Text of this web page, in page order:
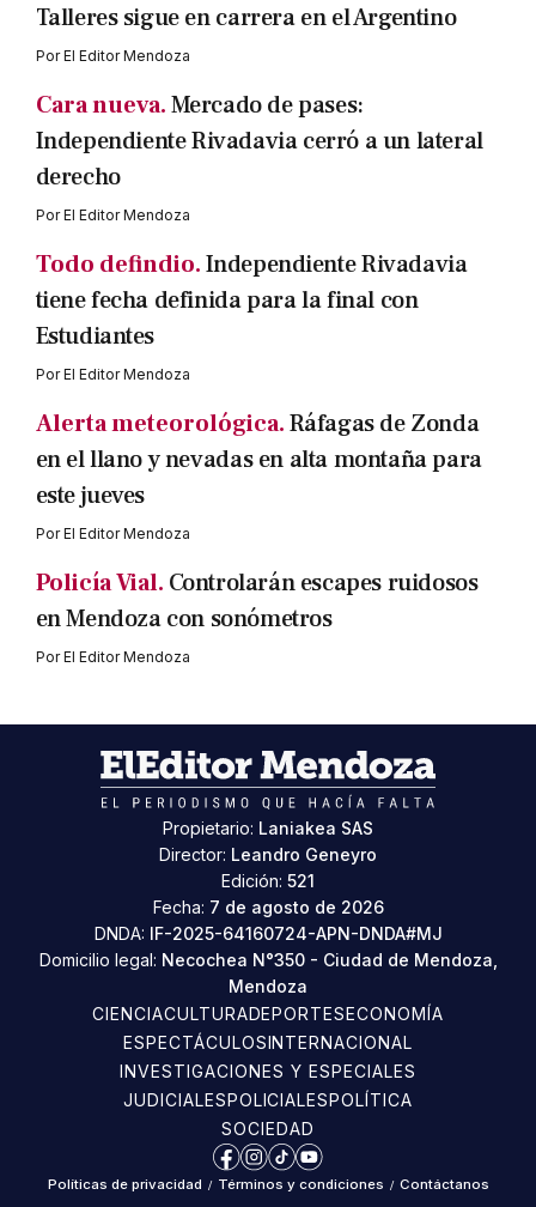
Talleres sigue en carrera en el Argentino
PorEl Editor Mendoza
Cara nueva.Mercado de pases:
Independiente Rivadavia cerró a un lateral
derecho
PorEl Editor Mendoza
Todo defindio.Independiente Rivadavia
tiene fecha definida para la final con
Estudiantes
PorEl Editor Mendoza
Alerta meteorológica.Ráfagas de Zonda
en el llano y nevadas en alta montaña para
este jueves
PorEl Editor Mendoza
Policía Vial. Controlarán escapes ruidosos
en Mendoza con sonómetros
PorEl Editor Mendoza
Propietario: Laniakea SAS
Director: Leandro Geneyro
Edición: 521
Fecha: 7 de agosto de 2026
DNDA: IF-2025-64160724-APN-DNDA#MJ
Domicilio legal: Necochea N°350 - Ciudad de Mendoza,
Mendoza
CIENCIACULTURADEPORTESECONOMÍA
ESPECTÁCULOSINTERNACIONAL
INVESTIGACIONES Y ESPECIALES
JUDICIALESPOLICIALESPOLÍTICA
SOCIEDAD
Facebook
Instagram
TikTokYouTube
Políticas de privacidad / Términos y condiciones / Contáctanos